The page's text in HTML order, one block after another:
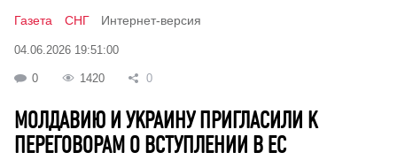
Газета СНГ Интернет-версия
04.06.2026 19:51:00
0 1420 0
МОЛДАВИЮ И УКРАИНУ ПРИГЛАСИЛИ К
ПЕРЕГОВОРАМ О ВСТУПЛЕНИИ В ЕС